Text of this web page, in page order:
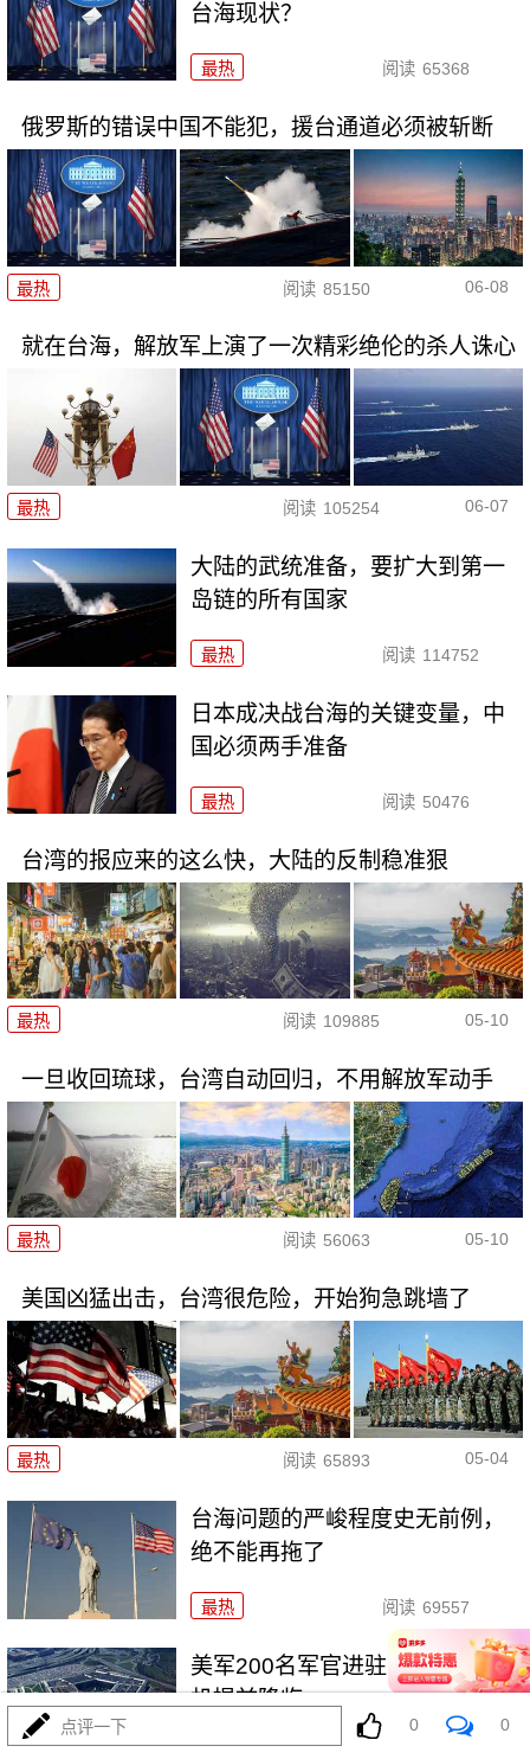
台海现状？
最热 阅读 65368
俄罗斯的错误中国不能犯，援台通道必须被斩断
最热 阅读 85150 06-08
就在台海，解放军上演了一次精彩绝伦的杀人诛心
最热 阅读 105254 06-07
大陆的武统准备，要扩大到第一
岛链的所有国家
最热 阅读 114752
日本成决战台海的关键变量，中
国必须两手准备
最热 阅读 50476
台湾的报应来的这么快，大陆的反制稳准狠
最热 阅读 109885 05-10
一旦收回琉球，台湾自动回归，不用解放军动手
最热 阅读 56063 05-10
美国凶猛出击，台湾很危险，开始狗急跳墙了
最热 阅读 65893 05-04
台海问题的严峻程度史无前例，
绝不能再拖了
最热 阅读 69557
美军200名军官进驻台湾，武统时
机提前降临
点评一下 0 0